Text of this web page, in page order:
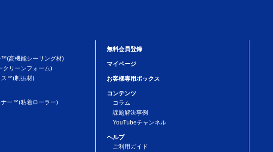
™(高機能シーリング材)
リーンフォーム)
ス™(制振材)
ナー™(粘着ローラー)
無料会員登録
マイページ
お客様専用ボックス
コンテンツ
コラム
課題解決事例
YouTubeチャンネル
ヘルプ
ご利用ガイド